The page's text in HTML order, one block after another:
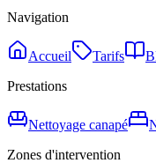
Navigation
Accueil Tarifs
Prestations
Nettoyage canapé
Zones d'intervention